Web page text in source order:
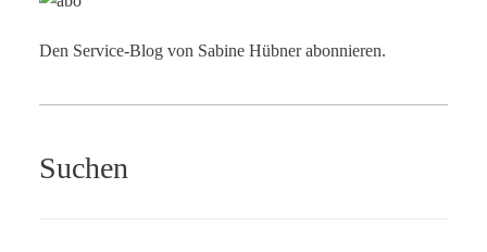
Den Service-Blog von Sabine Hübner abonnieren.
Suchen